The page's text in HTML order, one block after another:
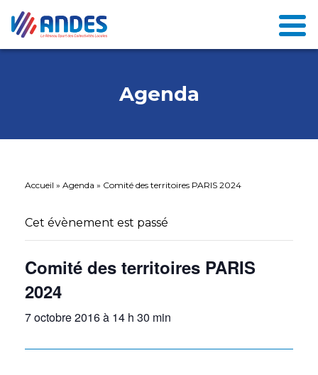
Agenda
Accueil » Agenda » Comité des territoires PARIS 2024
Cet évènement est passé
Comité des territoires PARIS
2024
7 octobre 2016 à 14 h 30 min